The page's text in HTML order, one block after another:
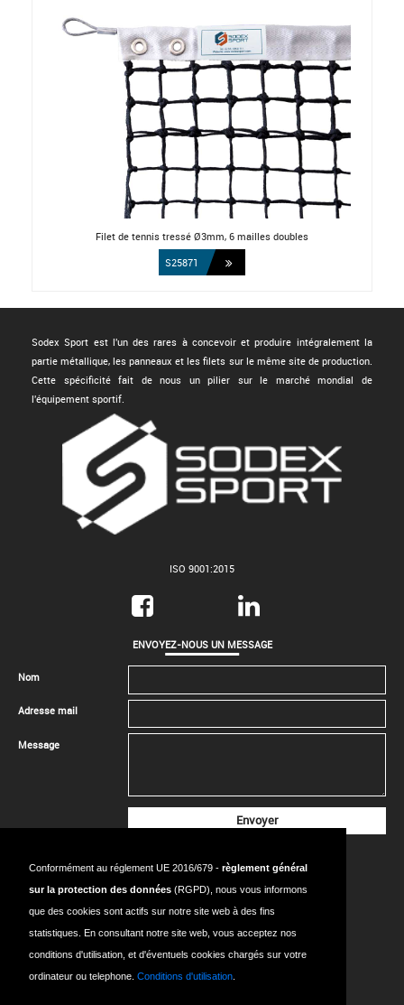
Conformément au réglement UE 2016/679 - règlement général
sur la protection des données (RGPD), nous vous informons
que des cookies sont actifs sur notre site web à des fins
statistiques. En consultant notre site web, vous acceptez nos
conditions d'utilisation, et d'éventuels cookies chargés sur votre
ordinateur ou telephone. Conditions d'utilisation
Filet de tennis tressé Ø3mm, 6 mailles doubles
S25871
Sodex Sport est l'un des rares à concevoir et produire intégralement la
partie métallique, les panneaux et les filets sur le même site de production.
Cette spécificité fait de nous un pilier sur le marché mondial de
l'équipement sportif.
ISO 9001:2015
ENVOYEZ-NOUS UN MESSAGE
Nom
Adresse mail
Message
Adresse:18 Rue de l’Avenir, bât. 224, 14650 CARPIQUET - FRANCE
Tel:+33 (0)2.31.53.78.70
Mail: info@sodexsport.fr